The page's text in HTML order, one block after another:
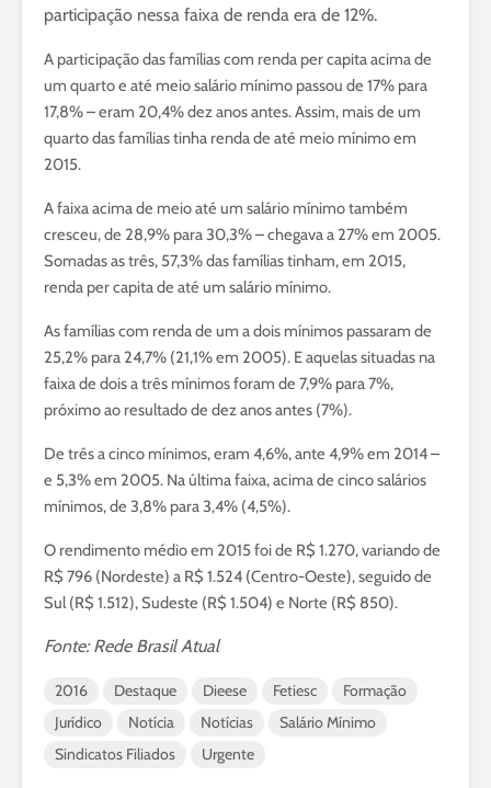
participação nessa faixa de renda era de 12%.
A participação das famílias com renda per capita acima de
um quarto e até meio salário mínimo passou de 17% para
17,8% – eram 20,4% dez anos antes. Assim, mais de um
quarto das famílias tinha renda de até meio mínimo em
2015.
A faixa acima de meio até um salário mínimo também
cresceu, de 28,9% para 30,3% – chegava a 27% em 2005.
Somadas as três, 57,3% das famílias tinham, em 2015,
renda per capita de até um salário mínimo.
As famílias com renda de um a dois mínimos passaram de
25,2% para 24,7% (21,1% em 2005). E aquelas situadas na
faixa de dois a três mínimos foram de 7,9% para 7%,
próximo ao resultado de dez anos antes (7%).
De três a cinco mínimos, eram 4,6%, ante 4,9% em 2014 –
e 5,3% em 2005. Na última faixa, acima de cinco salários
mínimos, de 3,8% para 3,4% (4,5%).
O rendimento médio em 2015 foi de R$ 1.270, variando de
R$ 796 (Nordeste) a R$ 1.524 (Centro-Oeste), seguido de
Sul (R$ 1.512), Sudeste (R$ 1.504) e Norte (R$ 850).
Fonte: Rede Brasil Atual
2016 Destaque Dieese Fetiesc
Formação
Jurídico
Notícia Notícias
Salário Mínimo
Sindicatos Filiados
Urgente